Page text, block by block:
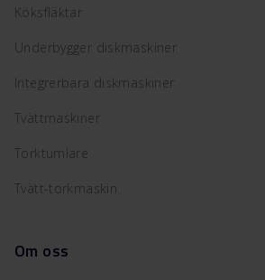
Köksfläktar
Underbygger diskmaskiner
Integrerbara diskmaskiner
Tvättmaskiner
Torktumlare
Tvätt-torkmaskin
Om oss